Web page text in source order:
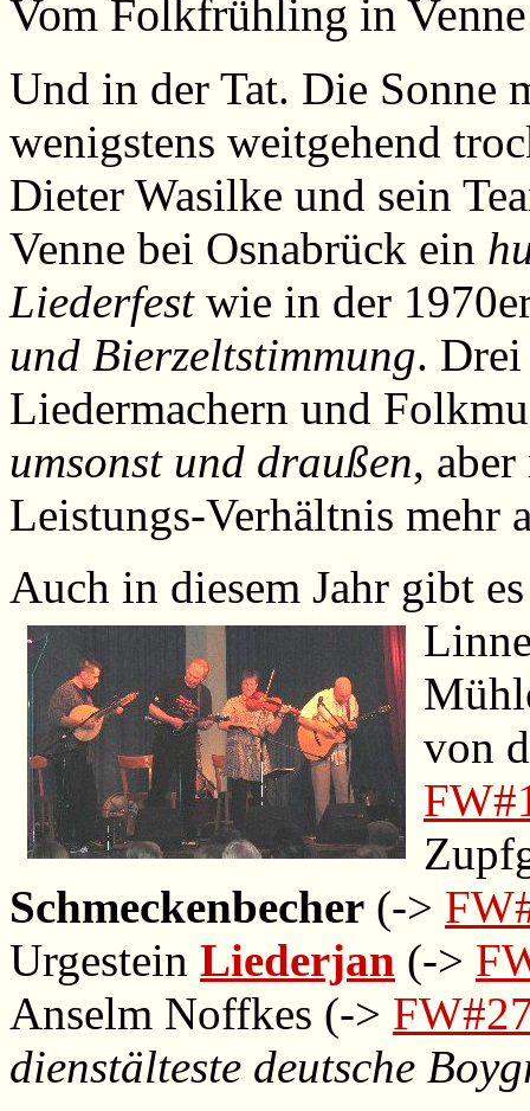
Vom Folkfrühling in
Und in der Tat. Die Sonne
wenigstens weitgehend
Dieter Wasilke und sein
Venne bei Osnabrück ein
Liederfestwie in der
und Bierzeltstimmung.
Liedermachern und
umsonst und draußen,
Leistungs-Verhältnis mehr
Auch in diesem Jahr gibt
von
Schmeckenbecher (->
Urgestein Liederjan (->
Anselm Noffkes (->
dienstälteste deutsche